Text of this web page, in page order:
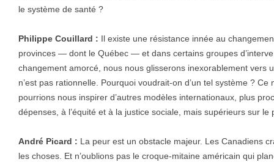
le système de santé ?
Philippe Couillard : Il existe une résistance innée au
provinces — dont le Québec — et dans certains groupes
changement amorcé, nous nous glisserons inexorablement vers
n’est pas rationnelle. Pourquoi voudrait-on d’un tel système ? Ce
pourrions nous inspirer d’autres modèles internationaux, plus
dépenses, à l’équité et à la justice sociale, mais supérieurs sur
André Picard : La peur est un obstacle majeur. Les Canadiens
les choses. Et n’oublions pas le croque-mitaine américain qui